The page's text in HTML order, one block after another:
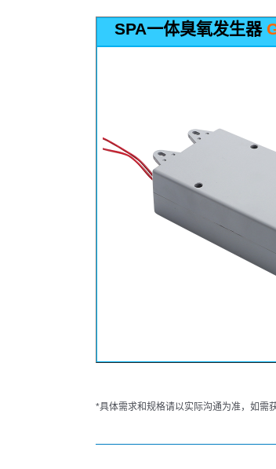
SPA一体臭氧发生器
*具体需求和规格请以实际沟通为准，如需